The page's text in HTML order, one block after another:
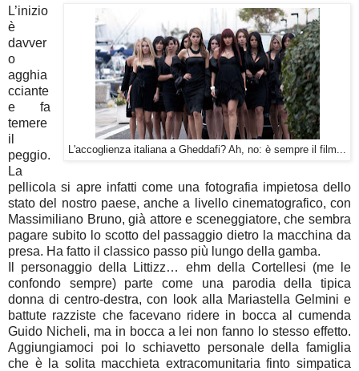
L'accoglienza italiana a Gheddafi? Ah, no: è sempre il film...
L’inizio
è
davver
o
agghia
cciante
e fa
temere
il
peggio.
La
pellicola si apre infatti come una fotografia impietosa dello
stato del nostro paese, anche a livello cinematografico, con
Massimiliano Bruno, già attore e sceneggiatore, che sembra
pagare subito lo scotto del passaggio dietro la macchina da
presa. Ha fatto il classico passo più lungo della gamba.
Il personaggio della Littizz… ehm della Cortellesi (me le
confondo sempre) parte come una parodia della tipica
donna di centro-destra, con look alla Mariastella Gelmini e
battute razziste che facevano ridere in bocca al cumenda
Guido Nicheli, ma in bocca a lei non fanno lo stesso effetto.
Aggiungiamoci poi lo schiavetto personale della famiglia
che è la solita macchieta extracomunitaria finto simpatica